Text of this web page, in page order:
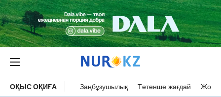
ОҚЫС ОҚИҒА Заңбұзушылық Төтенше жағдай Жол